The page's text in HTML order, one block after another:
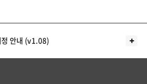
정 안내 (v1.08)